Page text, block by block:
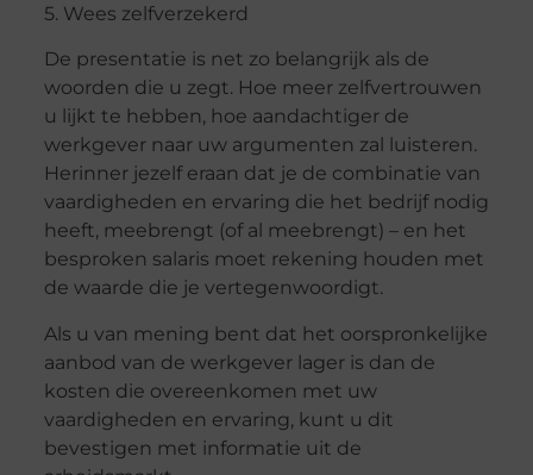
5. Wees zelfverzekerd
De presentatie is net zo belangrijk als de
woorden die u zegt. Hoe meer zelfvertrouwen
u lijkt te hebben, hoe aandachtiger de
werkgever naar uw argumenten zal luisteren.
Herinner jezelf eraan dat je de combinatie van
vaardigheden en ervaring die het bedrijf nodig
heeft, meebrengt (of al meebrengt) – en het
besproken salaris moet rekening houden met
de waarde die je vertegenwoordigt.
Als u van mening bent dat het oorspronkelijke
aanbod van de werkgever lager is dan de
kosten die overeenkomen met uw
vaardigheden en ervaring, kunt u dit
bevestigen met informatie uit de